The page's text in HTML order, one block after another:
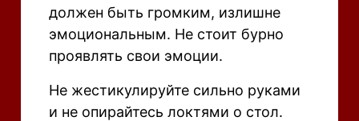
должен быть громким, излишне
эмоциональным. Не стоит бурно
проявлять свои эмоции.
Не жестикулируйте сильно руками
и не опирайтесь локтями о стол.